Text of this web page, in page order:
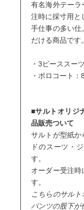
有名海外テーラ
注時に採寸用と
手仕事の多い仕
だける商品です。
・3ピーススー
・ポロコート：
■サルトオリジ
品販売ついて
サルトが型紙か
ドのスーツ・
す。
オーダー受注
す。
こちらのサル
パンツの股下が